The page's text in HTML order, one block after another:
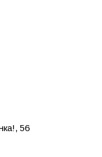
56